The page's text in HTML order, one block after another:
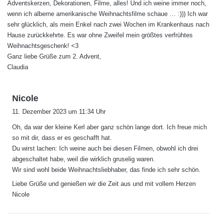
Adventskerzen, Dekorationen, Filme, alles! Und ich weine immer noch,
wenn ich alberne amerikanische Weihnachtsfilme schaue … :))) Ich war
sehr glücklich, als mein Enkel nach zwei Wochen im Krankenhaus nach
Hause zurückkehrte. Es war ohne Zweifel mein größtes verfrühtes
Weihnachtsgeschenk! <3
Ganz liebe Grüße zum 2. Advent,
Claudia
Nicole
t
:
11. Dezember 2023 um 11:34 Uhr
Oh, da war der kleine Kerl aber ganz schön lange dort. Ich freue mich
so mit dir, dass er es geschafft hat.
Du wirst lachen: Ich weine auch bei diesen Filmen, obwohl ich drei
abgeschaltet habe, weil die wirklich gruselig waren.
Wir sind wohl beide Weihnachtsliebhaber, das finde ich sehr schön.
Liebe Grüße und genießen wir die Zeit aus und mit vollem Herzen
Nicole